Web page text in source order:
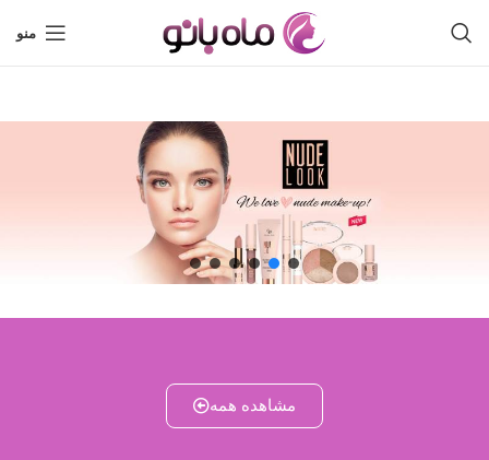
منو
مشاهده همه